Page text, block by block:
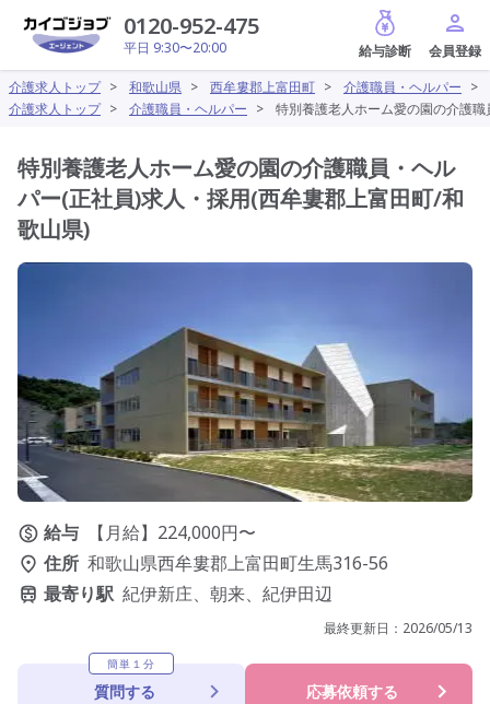
0120-952-475
平日 9:30〜20:00
給与診断
介護求人トップ > 和歌山県 > 西牟婁郡上富田町 > 介護職員・ヘルパー >
介護求人トップ > 介護職員・ヘルパー > 特別養護老人ホーム愛の園の介護
特別養護老人ホーム愛の園の介護職員・ヘル
パー(正社員)求人・採用(西牟婁郡上富田町/和
歌山県)
給与
【月給】224,000円〜
住所 和歌山県西牟婁郡上富田町生馬316-56
最寄り駅 紀伊新庄、朝来、紀伊田辺
最終更新日： 2026/05/13
簡単１分
質問する 応募依頼する